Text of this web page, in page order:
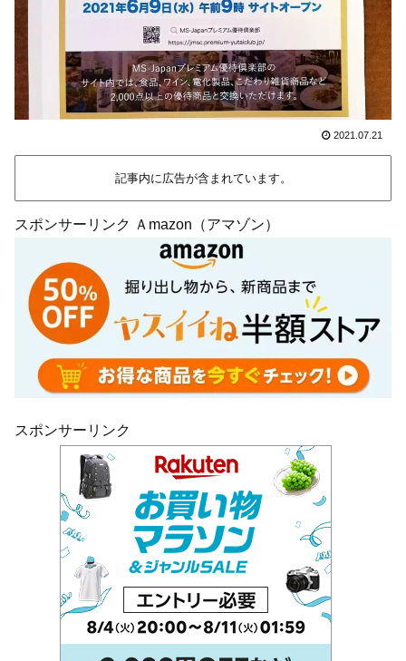
2021.07.21
記事内に広告が含まれています。
スポンサーリンク Ａmazon（アマゾン）
スポンサーリンク